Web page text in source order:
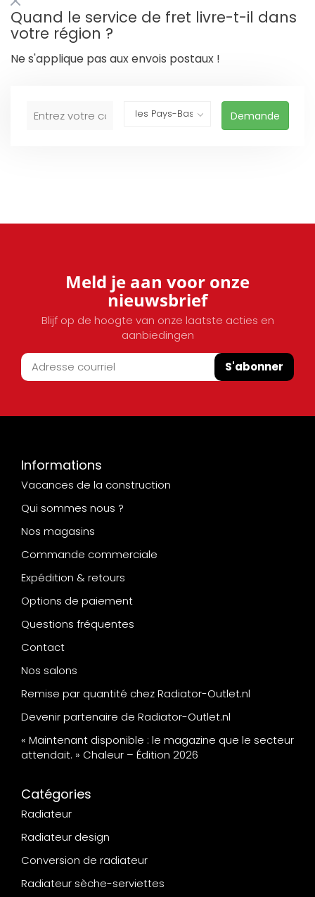
Quand le service de fret livre-t-il dans
votre région ?
Ne s'applique pas aux envois postaux !
Demande
Meld je aan voor onze
nieuwsbrief
Blijf op de hoogte van onze laatste acties en
aanbiedingen
S'abonner
Informations
Vacances de la construction
Qui sommes nous ?
Nos magasins
Commande commerciale
Expédition & retours
Options de paiement
Questions fréquentes
Contact
Nos salons
Remise par quantité chez Radiator-Outlet.nl
Devenir partenaire de Radiator-Outlet.nl
« Maintenant disponible : le magazine que le secteur
attendait. » Chaleur – Édition 2026
Catégories
Radiateur
Radiateur design
Conversion de radiateur
Radiateur sèche-serviettes